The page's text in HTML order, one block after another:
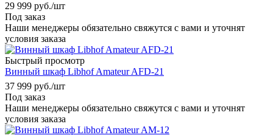
29 999 руб./шт
Под заказ
Наши менеджеры обязательно свяжутся с вами и уточнят
условия заказа
Быстрый просмотр
Винный шкаф Libhof Amateur AFD-21
37 999 руб./шт
Под заказ
Наши менеджеры обязательно свяжутся с вами и уточнят
условия заказа